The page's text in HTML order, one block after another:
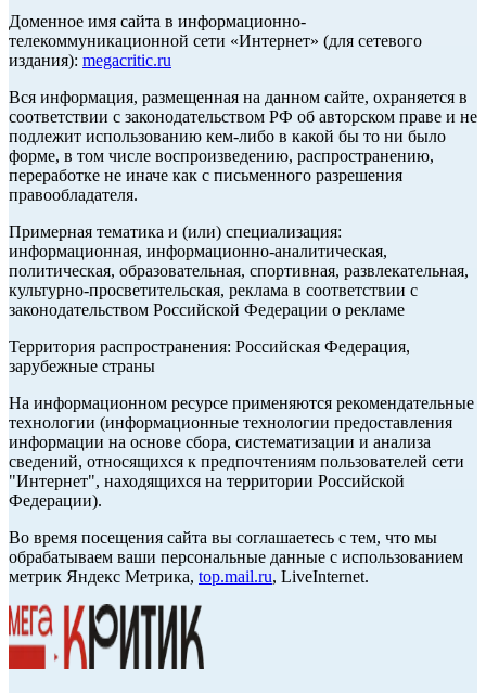
Доменное имя сайта в информационно-
телекоммуникационной сети «Интернет» (для сетевого
издания): megacritic.ru
Вся информация, размещенная на данном сайте, охраняется в
соответствии с законодательством РФ об авторском праве и не
подлежит использованию кем-либо в какой бы то ни было
форме, в том числе воспроизведению, распространению,
переработке не иначе как с письменного разрешения
правообладателя.
Примерная тематика и (или) специализация:
информационная, информационно-аналитическая,
политическая, образовательная, спортивная, развлекательная,
культурно-просветительская, реклама в соответствии с
законодательством Российской Федерации о рекламе
Территория распространения: Российская Федерация,
зарубежные страны
На информационном ресурсе применяются рекомендательные
технологии (информационные технологии предоставления
информации на основе сбора, систематизации и анализа
сведений, относящихся к предпочтениям пользователей сети
"Интернет", находящихся на территории Российской
Федерации).
Во время посещения сайта вы соглашаетесь с тем, что мы
обрабатываем ваши персональные данные с использованием
метрик Яндекс Метрика, top.mail.ru, LiveInternet.